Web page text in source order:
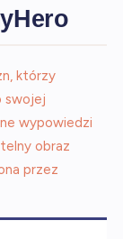
którzy
swojej
wypowiedzi
obraz
przez